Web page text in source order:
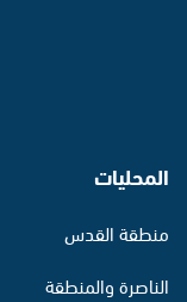
المحليات
منطقة القدس
الناصرة والمنطقة